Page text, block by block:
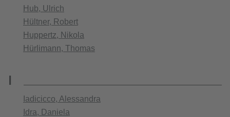
Hub, Ulrich
Hültner, Robert
Huppertz, Nikola
Hürlimann, Thomas
I
Iadicicco, Alessandra
Idra, Daniela